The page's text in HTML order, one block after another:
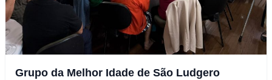
Grupo da Melhor Idade de São Ludgero